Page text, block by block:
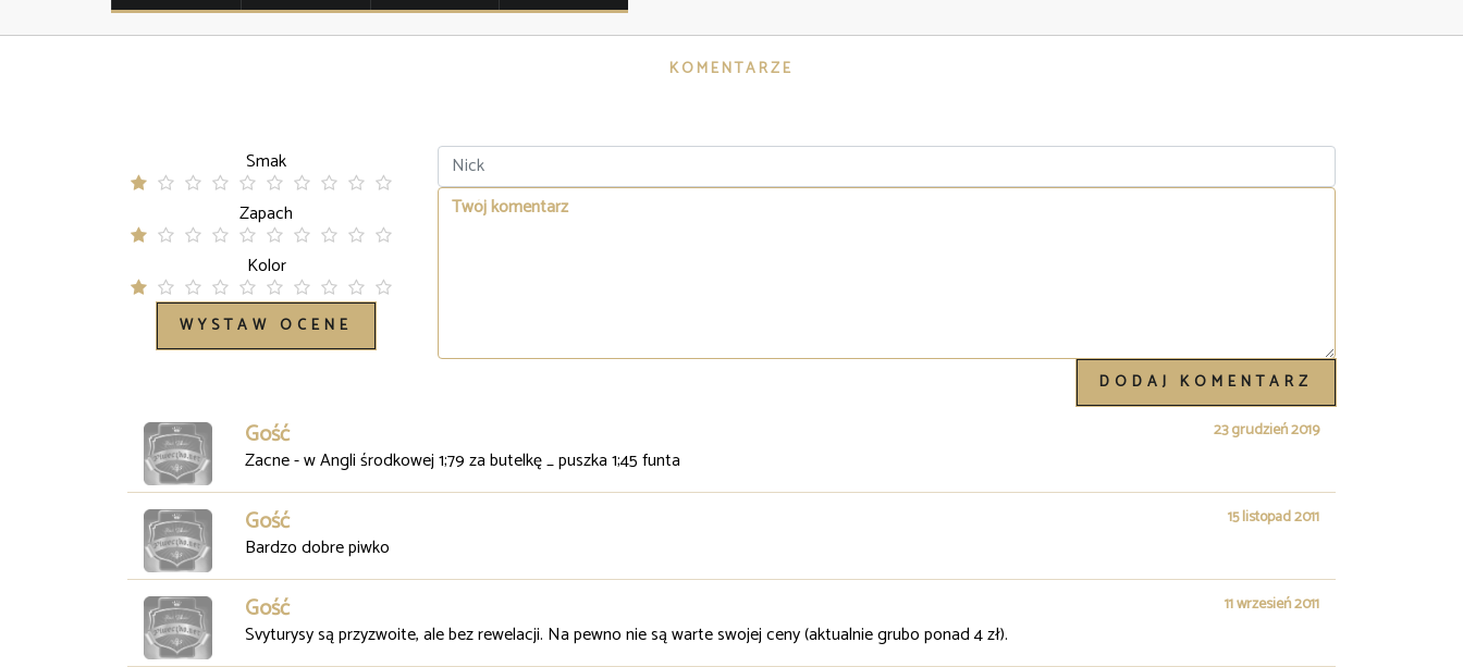
KOMENTARZE
Smak
Zapach
Kolor
DODAJ KOMENTARZ
Gość 23 grudzień 2019
Zacne - w Angli środkowej 1;79 za butelkę _ puszka 1;45 funta
Gość 15 listopad 2011
Bardzo dobre piwko
Gość 11 wrzesień 2011
Svyturysy są przyzwoite, ale bez rewelacji. Na pewno nie są warte swojej ceny (aktualnie grubo ponad 4 zł).